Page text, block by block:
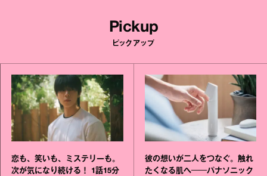
Pickup
ピックアップ
恋も、笑いも、ミステリーも。
次が気になり続ける！ 1話15分
彼の想いが二人をつなぐ。触れ
たくなる肌へ──パナソニック